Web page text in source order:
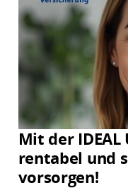
Mit der
rentabel und
vorsorgen!